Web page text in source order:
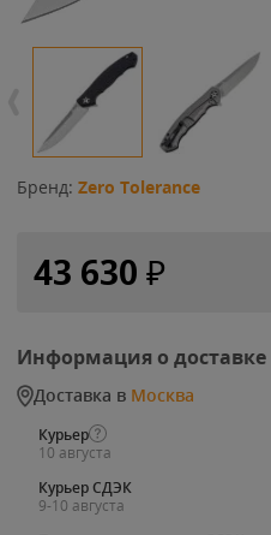
Бренд: Zero Tolerance
43 630 ₽
Информация о доставке
Доставка в Москва
Курьер
10 августа
Курьер СДЭК
9-10 августа